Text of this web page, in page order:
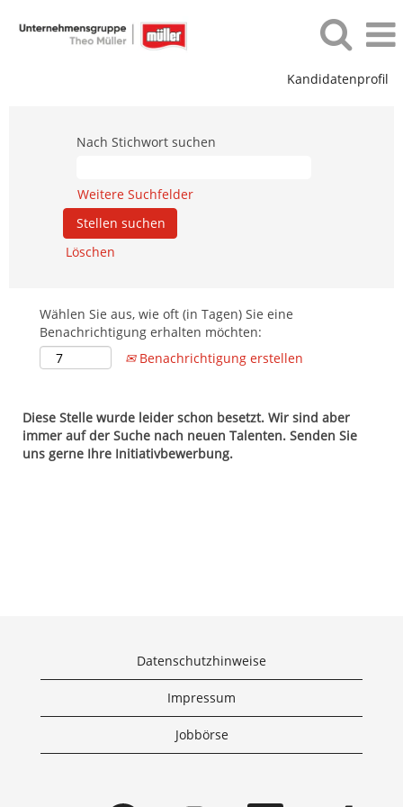
Kandidatenprofil
Nach Stichwort suchen
Weitere Suchfelder
Löschen
Wählen Sie aus, wie oft (in Tagen) Sie eine
Benachrichtigung erhalten möchten:
Benachrichtigung erstellen
Diese Stelle wurde leider schon besetzt. Wir sind aber
immer auf der Suche nach neuen Talenten. Senden Sie
uns gerne Ihre Initiativbewerbung.
Datenschutzhinweise
Impressum
Jobbörse